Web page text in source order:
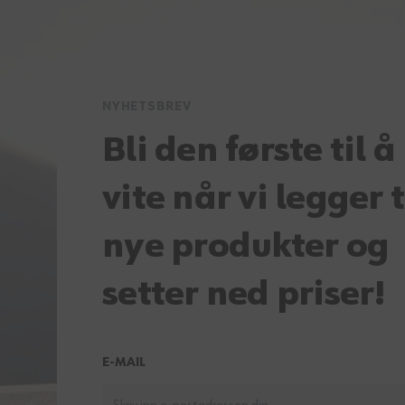
Bli den første til å
vite når vi legger
nye produkter og
setter ned priser!
E-MAIL